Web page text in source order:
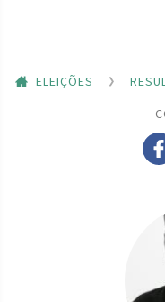
ELEIÇÕES